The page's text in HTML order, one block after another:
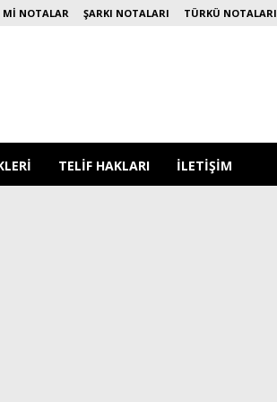
MI NOTALAR ŞARKI NOTALARI TÜRKÜ NOTALARI
TELIF HAKLARI İLETIŞIM